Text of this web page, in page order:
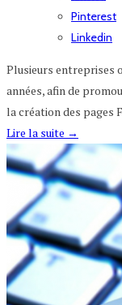
Pinterest
Linkedin
Plusieurs entreprises
années, afin de
la création des pages
Lire la suite →